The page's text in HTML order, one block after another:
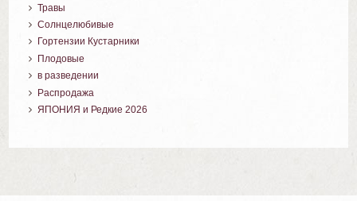
Травы
Солнцелюбивые
Гортензии Кустарники
Плодовые
в разведении
Распродажа
ЯПОНИЯ и Редкие 2026